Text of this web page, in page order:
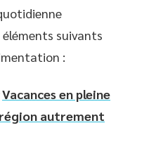
éléments suivants
:
Vacances en pleine
autrement